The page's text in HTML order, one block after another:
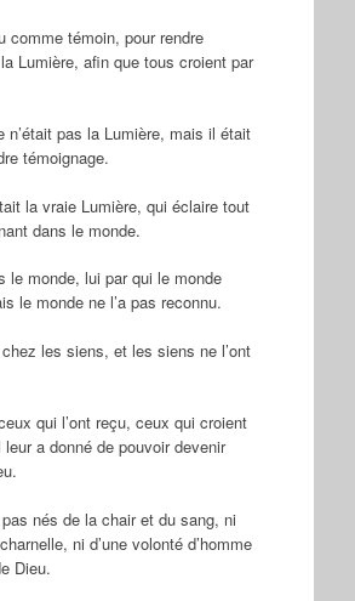
comme témoin, pour rendre
Lumière, afin que tous croient par
n’était pas la Lumière, mais il était
témoignage.
la vraie Lumière, qui éclaire tout
dans le monde.
le monde, lui par qui le monde
le monde ne l’a pas reconnu.
les siens, et les siens ne l’ont
qui l’ont reçu, ceux qui croient
a donné de pouvoir devenir
nés de la chair et du sang, ni
ni d’une volonté d’homme
Dieu.